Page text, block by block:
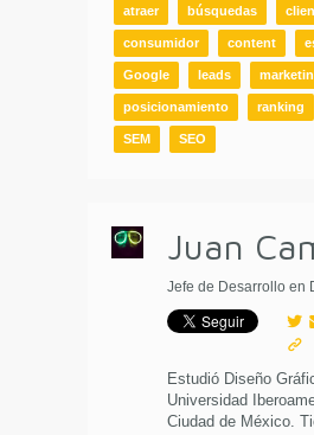
atraer búsquedas
consumidor content
Google leads
posicionamiento ranking
SEM SEO
Juan
Jefe de Desarrollo en
Estudió Diseño
Universidad
Ciudad de México.